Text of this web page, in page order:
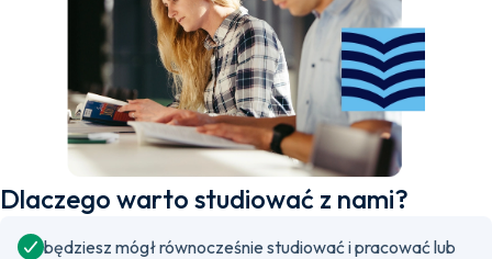
Dlaczego warto studiować z nami?
będziesz mógł równocześnie studiować i pracować lub